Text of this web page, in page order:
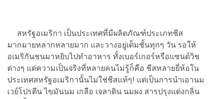
สหรัฐอเมริกา เป็นประเทศที่มีผลิตภัณฑ์ประเภทชีส
มากมายหลากหลายมาก และวางอยู่เต็มชั้นทุกๆ วัน รอให้
อเมริกันชนมาหยิบไปทำอาหาร ทั้งเบอร์เกอร์หรือแซนด์วิช
ต่างๆ แต่ความเป็นจริงที่หลายคนไม่รู้ก็คือ ชีสหลายยี่ห้อใน
ประเทศสหรัฐอเมริกานั้นไม่ใช่ชีสแท้ๆ! แต่เป็นการนำเอานม
เวย์โปรตีน ไขมันนม เกลือ เจลาติน นมผง สารปรุงแต่งกลิ่น